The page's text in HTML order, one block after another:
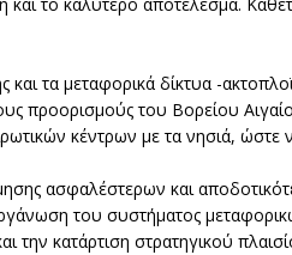
τα μεταφορικά δίκτυα -
προορισμούς του Βορείου
κέντρων με τα νησιά, ώστε
ασφαλέστερων και
του συστήματος
κατάρτιση στρατηγικού